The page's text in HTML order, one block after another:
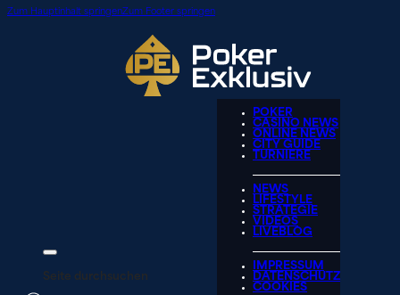
Zum Hauptinhalt springenZum Footer springen
Seite durchsuchen
POKER
CASINO NEWS
ONLINE NEWS
CITY GUIDE
TURNIERE
NEWS
LIFESTYLE
STRATEGIE
VIDEOS
LIVEBLOG
IMPRESSUM
DATENSCHUTZ
COOKIES